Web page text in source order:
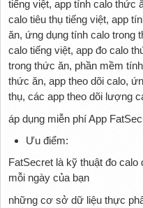
áp dụng miễn phí App
Ưu điểm:
FatSecret là kỹ thuật đo
mỗi ngày của bạn
những cơ sở dữ liệu thực